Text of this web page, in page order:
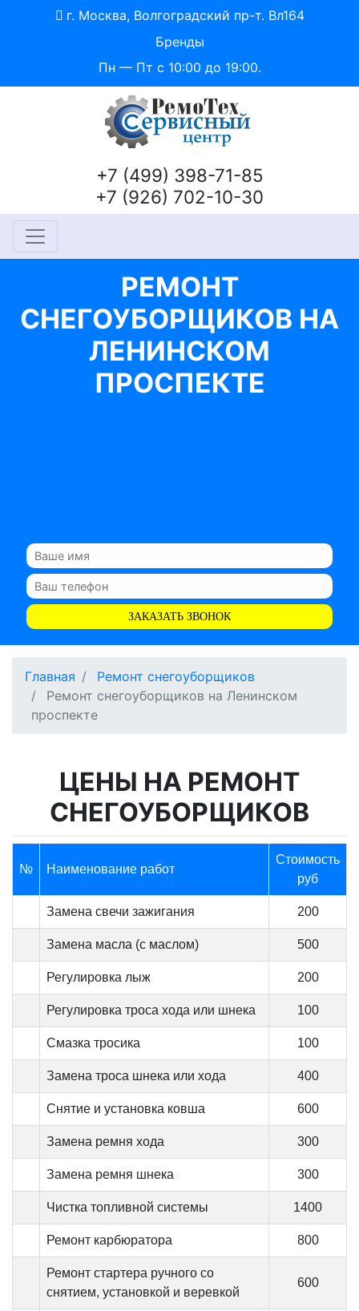
г. Москва, Волгоградский пр-т. Вл164
Бренды
Пн — Пт с 10:00 до 19:00.
+7 (499) 398-71-85
+7 (926) 702-10-30
РЕМОНТ
СНЕГОУБОРЩИКОВ НА
ЛЕНИНСКОМ
ПРОСПЕКТЕ
ЗАКАЗАТЬ ЗВОНОК
Главная
Ремонт снегоуборщиков
Ремонт снегоуборщиков на Ленинском
проспекте
ЦЕНЫ НА РЕМОНТ
СНЕГОУБОРЩИКОВ
№ Наименование работ
Стоимость
руб
Замена свечи зажигания 200
Замена масла (с маслом) 500
Регулировка лыж 200
Регулировка троса хода или шнека 100
Смазка тросика 100
Замена троса шнека или хода 400
Снятие и установка ковша 600
Замена ремня хода 300
Замена ремня шнека 300
Чистка топливной системы 1400
Ремонт карбюратора 800
Ремонт стартера ручного со
снятием, установкой и веревкой
600